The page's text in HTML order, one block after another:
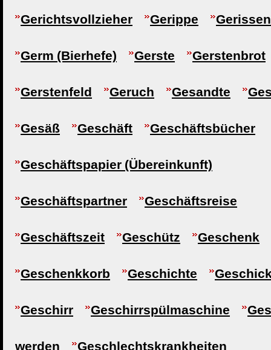
Gerichtsvollzieher Gerippe
Germ (Bierhefe) Gerste Gerstenbrot
Gerstenfeld Geruch Gesandte
Gesäß Geschäft Geschäftsbücher
Geschäftspapier (Übereinkunft)
Geschäftspartner Geschäftsreise
Geschäftszeit Geschütz Geschenk
Geschenkkorb Geschichte
Geschirr Geschirrspülmaschine
werden Geschlechtskrankheiten